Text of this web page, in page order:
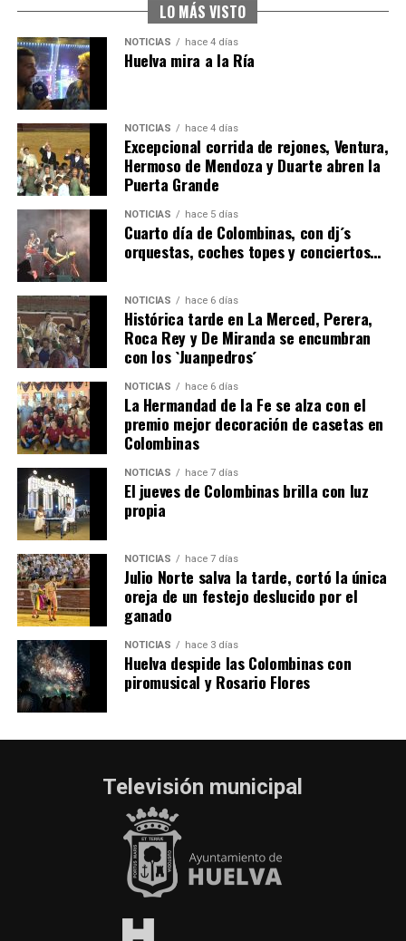
4º DÍA DE LAS FIESTAS COLOMBINAS 2026
hace 5 días Huelvatv
SEXTA CORRIDA DE LAS FIESTAS COLOMBINAS
2026
hace 3 días· Huelvatv
LO MÁS VISTO
NOTICIAS hace 4 días
Huelva mira a la Ría
NOTICIAS hace 4 días
Excepcional corrida de rejones, Ventura,
Hermoso de Mendoza y Duarte abren la
Puerta Grande
NOTICIAS hace 5 días
Cuarto día de Colombinas, con dj´s
orquestas, coches topes y conciertos…
NOTICIAS hace 6 días
Histórica tarde en La Merced, Perera,
Roca Rey y De Miranda se encumbran
con los `Juanpedros´
NOTICIAS hace 6 días
La Hermandad de la Fe se alza con el
premio mejor decoración de casetas en
Colombinas
NOTICIAS hace 7 días
El jueves de Colombinas brilla con luz
propia
NOTICIAS hace 7 días
Julio Norte salva la tarde, cortó la única
oreja de un festejo deslucido por el
ganado
NOTICIAS hace 3 días
Huelva despide las Colombinas con
piromusical y Rosario Flores
Televisión municipal